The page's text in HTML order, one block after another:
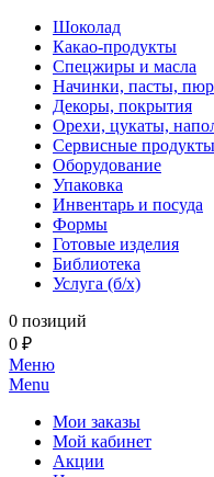
Шоколад
Какао-продукты
Спецжиры и масла
Начинки, пасты,
Декоры, покрытия
Орехи, цукаты,
Сервисные продукты
Оборудование
Упаковка
Инвентарь и посуда
Формы
Готовые изделия
Библиотека
Услуга (б/х)
0 позиций
0 ₽
Меню
Menu
Мои заказы
Мой кабинет
Акции